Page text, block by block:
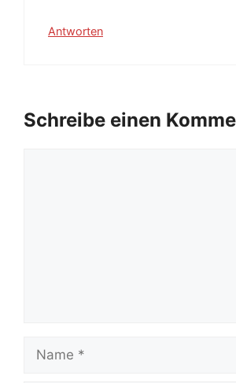
Antworten
Schreibe einen